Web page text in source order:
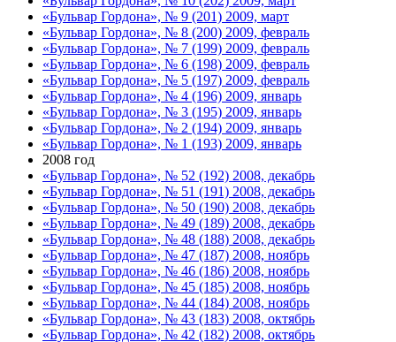
«Бульвар Гордона», № 9 (201) 2009, март
«Бульвар Гордона», № 8 (200) 2009, февраль
«Бульвар Гордона», № 7 (199) 2009, февраль
«Бульвар Гордона», № 6 (198) 2009, февраль
«Бульвар Гордона», № 5 (197) 2009, февраль
«Бульвар Гордона», № 4 (196) 2009, январь
«Бульвар Гордона», № 3 (195) 2009, январь
«Бульвар Гордона», № 2 (194) 2009, январь
«Бульвар Гордона», № 1 (193) 2009, январь
2008 год
«Бульвар Гордона», № 52 (192) 2008, декабрь
«Бульвар Гордона», № 51 (191) 2008, декабрь
«Бульвар Гордона», № 50 (190) 2008, декабрь
«Бульвар Гордона», № 49 (189) 2008, декабрь
«Бульвар Гордона», № 48 (188) 2008, декабрь
«Бульвар Гордона», № 47 (187) 2008, ноябрь
«Бульвар Гордона», № 46 (186) 2008, ноябрь
«Бульвар Гордона», № 45 (185) 2008, ноябрь
«Бульвар Гордона», № 44 (184) 2008, ноябрь
«Бульвар Гордона», № 43 (183) 2008, октябрь
«Бульвар Гордона», № 42 (182) 2008, октябрь